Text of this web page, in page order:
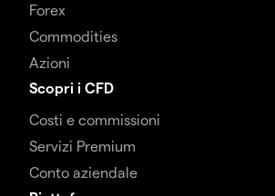
Forex
Commodities
Azioni
Scopri i CFD
Costi e commissioni
Servizi Premium
Conto aziendale